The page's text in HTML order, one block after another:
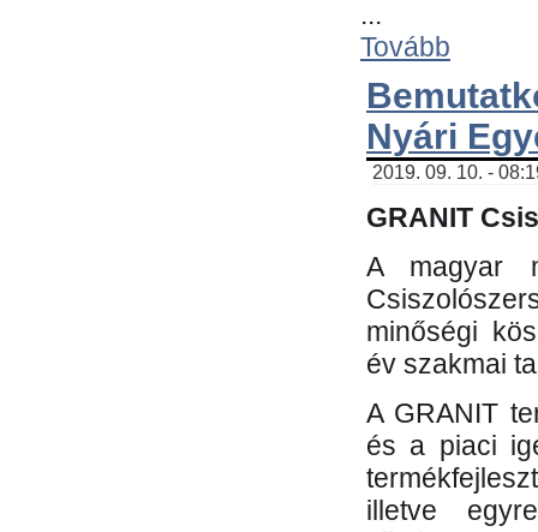
...
Tovább
Nyári
2019. 09. 10. -
GRANIT
A magyar
minőségi
év szakmai
A GRANIT
és a piaci
illetve